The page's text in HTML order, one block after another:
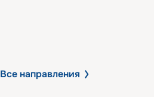
Все направления